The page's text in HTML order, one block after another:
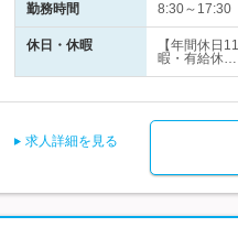
勤務時間 8:30～17:30
休日・休暇
【年間休日
暇・有給休…
求人詳細を見る